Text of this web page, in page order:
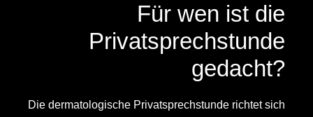
Für wen ist die
Privatsprechstunde
gedacht?
Die dermatologische Privatsprechstunde richtet sich